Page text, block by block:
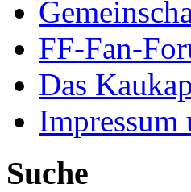
FF-Fan-
Das
Impressum
Suche